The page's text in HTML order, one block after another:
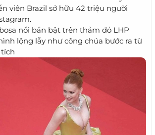
viên Brazil sở hữu 42 triệu người
nổi bần bật trên thảm đỏ LHP
lộng lẫy như công chúa bước ra từ